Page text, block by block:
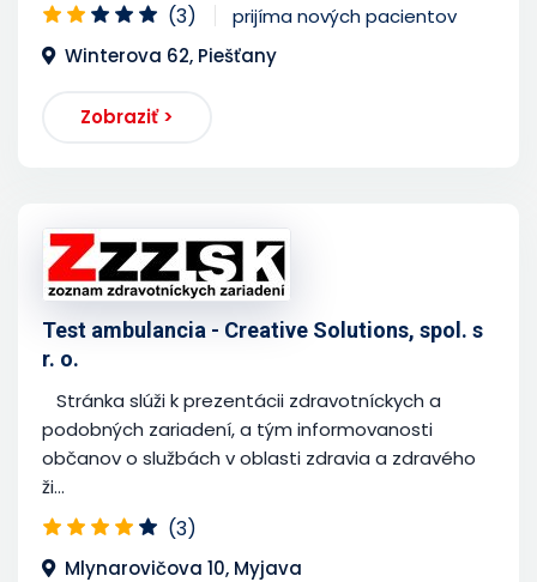
(3)
prijíma nových pacientov
Winterova 62, Piešťany
Zobraziť >
Test ambulancia - Creative Solutions, spol. s
r. o.
Stránka slúži k prezentácii zdravotníckych a
podobných zariadení, a tým informovanosti
občanov o službách v oblasti zdravia a zdravého
ži...
(3)
Mlynarovičova 10, Myjava